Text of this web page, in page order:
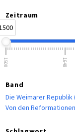
Zeitraum
1500 1648
Band
Die Weimarer Republik
Von den